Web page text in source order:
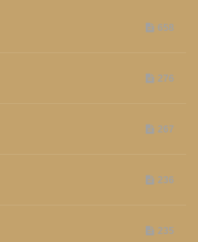
658
276
267
236
235